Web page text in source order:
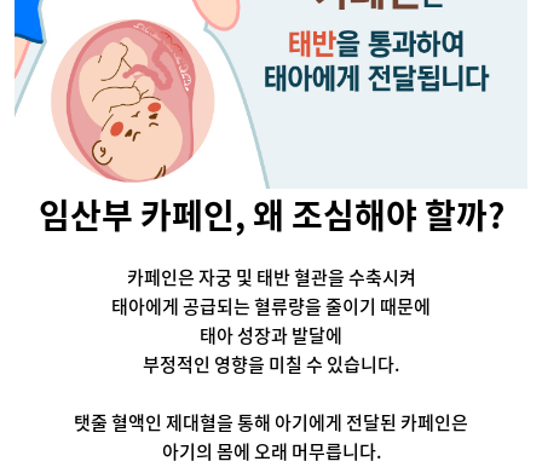
임산부 카페인, 왜 조심해야 할까?
카페인은 자궁 및 태반 혈관을 수축시켜
태아에게 공급되는 혈류량을 줄이기 때문에
태아 성장과 발달에
부정적인 영향을 미칠 수 있습니다.
탯줄 혈액인 제대혈을 통해 아기에게 전달된 카페인은
아기의 몸에 오래 머무릅니다.